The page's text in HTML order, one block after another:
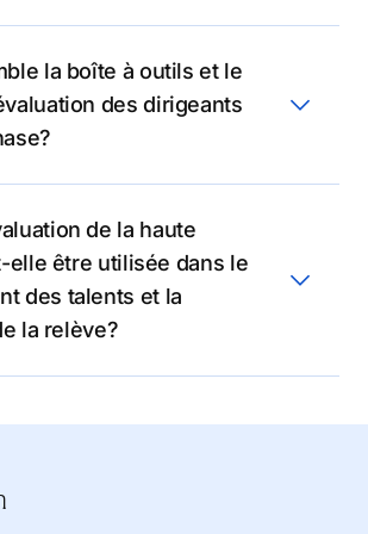
la boîte à outils et le
des dirigeants
comprend des tests
des évaluations perspicaces de
et une rétroaction à 360 degrés.
de la haute
elle être utilisée dans le
des talents et la
la relève?